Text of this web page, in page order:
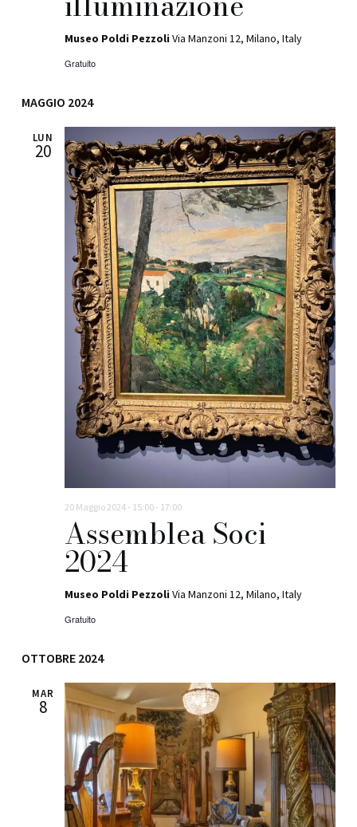
Museo Poldi Pezzoli Via Manzoni 12, Milano, Italy
Gratuito
MAGGIO 2024
LUN
20
Assemblea Soci
2024
20 Maggio 2024 - 15:00- 17:00
Museo Poldi Pezzoli Via Manzoni 12, Milano, Italy
Gratuito
OTTOBRE 2024
MAR
8